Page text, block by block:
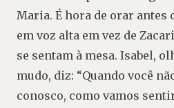
Maria. É hora de orar antes
em voz alta em vez de
se sentam à mesa. Isabel,
mudo, diz: “Quando você
conosco, como vamos